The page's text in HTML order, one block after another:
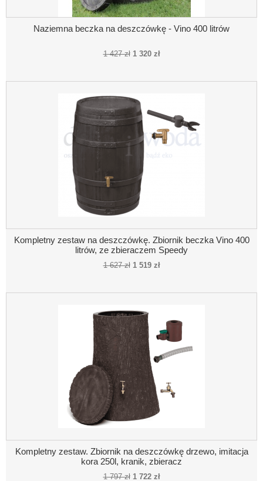
Naziemna beczka na deszczówkę - Vino 400 litrów
1 427 zł 1 320 zł
Kompletny zestaw na deszczówkę. Zbiornik beczka Vino 400
litrów, ze zbieraczem Speedy
1 627 zł 1 519 zł
Kompletny zestaw. Zbiornik na deszczówkę drzewo, imitacja
kora 250l, kranik, zbieracz
1 797 zł 1 722 zł